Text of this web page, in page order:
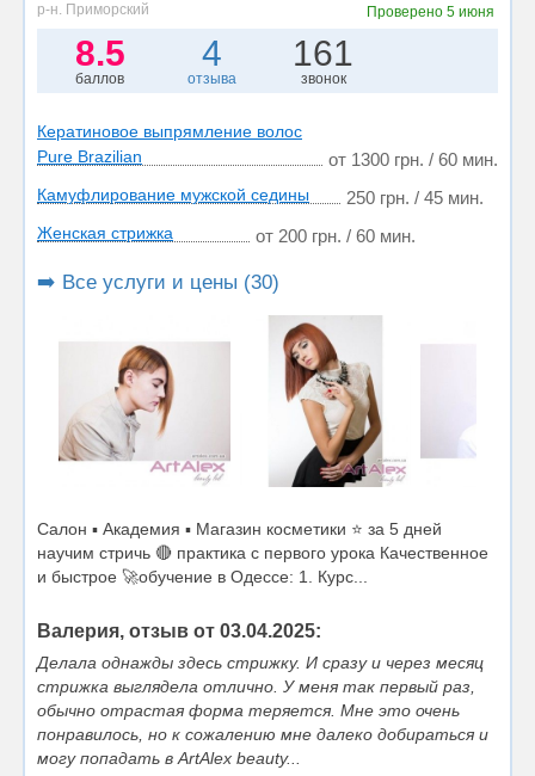
р-н. Приморский Проверено 5 июня
8.5
баллов
4
отзыва
161
звонок
Кератиновое выпрямление волос
Pure Brazilian
от 1300 грн. / 60 мин.
Камуфлирование мужской седины 250 грн. / 45 мин.
Женская стрижка от 200 грн. / 60 мин.
➡️ Все услуги и цены (30)
Салон ▪️ Академия ▪️ Магазин косметики ⭐️ за 5 дней
научим стричь 🔴 практика с первого урока Качественное
и быстрое 🚀обучение в Одессе: 1. Курс...
Валерия, отзыв от 03.04.2025:
Делала однажды здесь стрижку. И сразу и через месяц
стрижка выглядела отлично. У меня так первый раз,
обычно отрастая форма теряется. Мне это очень
понравилось, но к сожалению мне далеко добираться и
могу попадать в ArtAlex beauty...